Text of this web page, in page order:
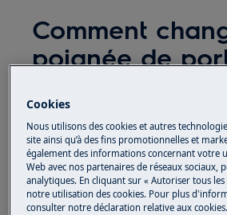
Comment
poignée de
Solution
Avant toute opération de
l'appareil et débranchez la fiche
Faites toujours attention lorsque
appareils, pour les appareils
Cookies
Nous utilisons des cookies et autres
site ainsi qu’à des fins promotionnelles et
également des informations concernant votre
Web avec nos partenaires de réseaux sociaux,
analytiques. En cliquant sur « Autoriser tous les
notre utilisation des cookies. Pour plus
consulter notre déclaration relative aux cookies.